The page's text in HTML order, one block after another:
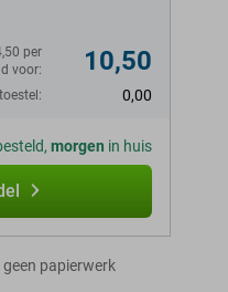
per
voor:
10,50
0,00
morgen in huis
geen papierwerk